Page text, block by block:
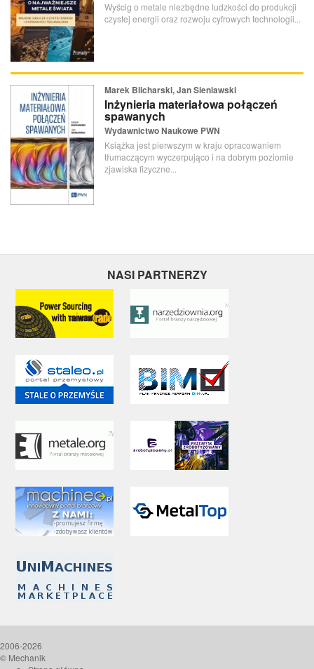
Wyścig o metale niezbędne ludzkości do produkcji
czystej energii oraz rozwoju cyfrowych technologii...
Marek Blicharski, Jan Sieniawski
Inżynieria materiałowa połączeń
spawanych
Wydawnictwo Naukowe PWN
Książka jest pierwszym w kraju opracowaniem
tłumaczącym wyczerpująco i na dobrym poziomie
zjawiska fizyczne...
NASI PARTNERZY
2006-2026
© Mechanik